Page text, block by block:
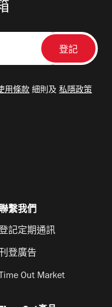
用條款 細則及 私隱政策
繫我們
記定期通訊
登廣告
Time Out Market